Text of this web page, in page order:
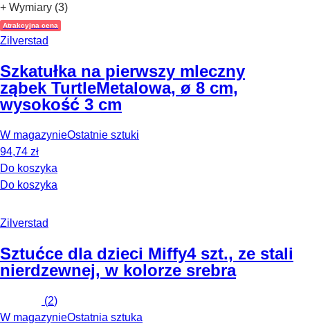
+ Wymiary (3)
Atrakcyjna cena
Zilverstad
Szkatułka na pierwszy mleczny
ząbek TurtleMetalowa, ø 8 cm,
wysokość 3 cm
W magazynieOstatnie sztuki
94,74 zł
Do koszyka
Do koszyka
Zilverstad
Sztućce dla dzieci Miffy4 szt., ze stali
nierdzewnej, w kolorze srebra
(2)
W magazynieOstatnia sztuka